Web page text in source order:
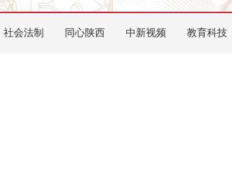
社会法制 同心陕西 中新视频 教育科技